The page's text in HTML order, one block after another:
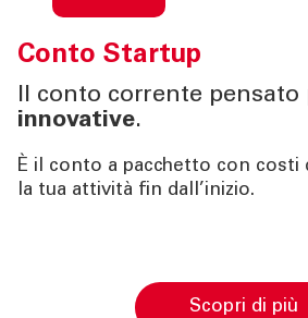
Conto Startup
Il conto corrente pensato
innovative.
È il conto a pacchetto con costi
la tua attività fin dall’inizio.
Scopri di più